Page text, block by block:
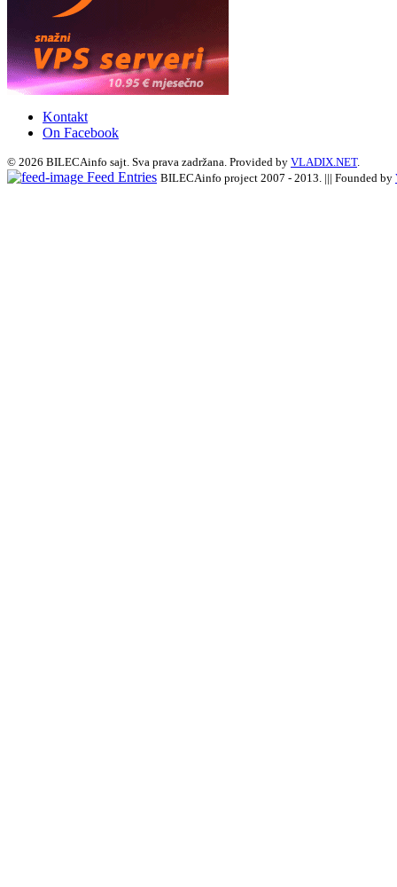
Kontakt
On Facebook
© 2026 BILECAinfo sajt. Sva prava zadržana. Provided by VLADIX.NET.
Feed Entries BILECAinfo project 2007 - 2013. ||| Founded by